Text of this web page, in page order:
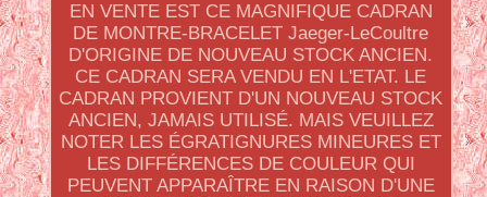
EN VENTE EST CE MAGNIFIQUE CADRAN
DE MONTRE-BRACELET Jaeger-LeCoultre
D'ORIGINE DE NOUVEAU STOCK ANCIEN.
CE CADRAN SERA VENDU EN L'ETAT. LE
CADRAN PROVIENT D'UN NOUVEAU STOCK
ANCIEN, JAMAIS UTILISÉ. MAIS VEUILLEZ
NOTER LES ÉGRATIGNURES MINEURES ET
LES DIFFÉRENCES DE COULEUR QUI
PEUVENT APPARAÎTRE EN RAISON D'UNE